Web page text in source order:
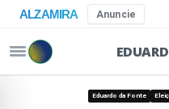
ALZAMIRA Anuncie
Eduardo da Fonte